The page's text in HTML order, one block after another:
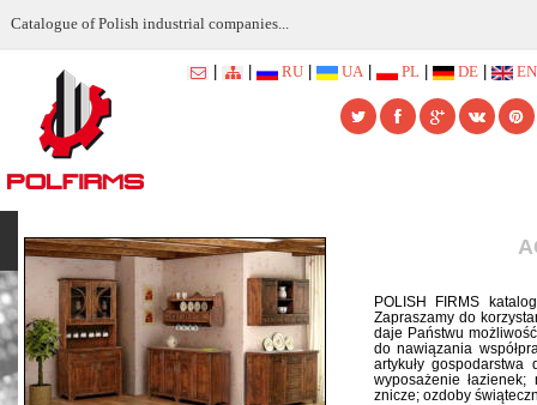
Catalogue of Polish industrial companies...
RU UA PL DE EN
POLISH FIRMS
Zapraszamy do
daje Państwu
do nawiązania
artykuły
wyposażenie
znicze; ozdoby